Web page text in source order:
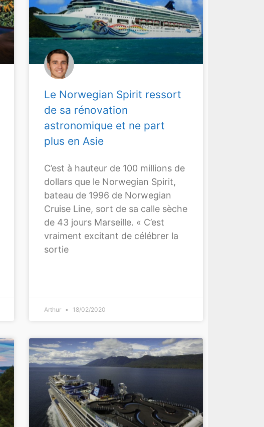
Le Norwegian Spirit ressort
de sa rénovation
astronomique et ne part
plus en Asie
C’est à hauteur de 100 millions de
dollars que le Norwegian Spirit,
bateau de 1996 de Norwegian
Cruise Line, sort de sa calle sèche
de 43 jours Marseille. « C’est
vraiment excitant de célébrer la
sortie
Arthur 18/02/2020